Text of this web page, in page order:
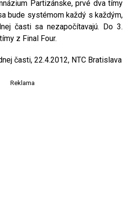
Partizánske, prvé dva tímy
bude systémom každý s každým,
časti sa nezapočítavajú. Do 3.
z Final Four.
časti, 22.4.2012, NTC Bratislava
Reklama